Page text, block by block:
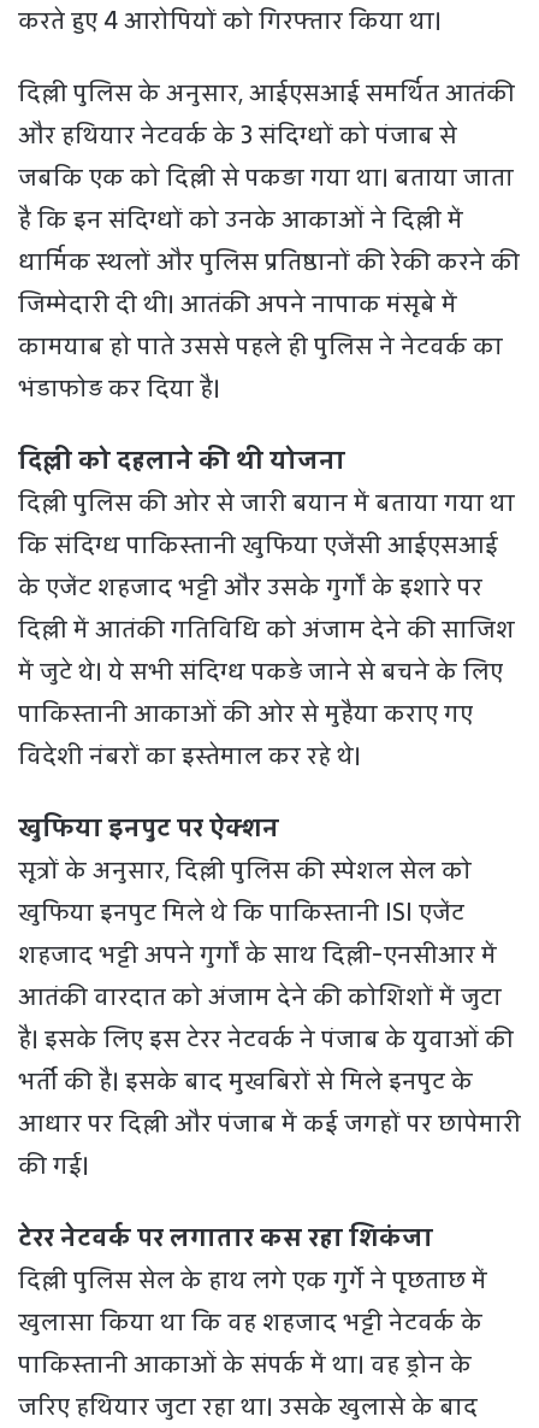
करते हुए 4 आरोपियों को गिरफ्तार किया था।
दिल्ली पुलिस के अनुसार, आईएसआई समर्थित आतंकी
और हथियार नेटवर्क के 3 संदिग्धों को पंजाब से
जबकि एक को दिल्ली से पकड़ा गया था। बताया जाता
है कि इन संदिग्धों को उनके आकाओं ने दिल्ली में
धार्मिक स्थलों और पुलिस प्रतिष्ठानों की रेकी करने की
जिम्मेदारी दी थी। आतंकी अपने नापाक मंसूबे में
कामयाब हो पाते उससे पहले ही पुलिस ने नेटवर्क का
भंडाफोड़ कर दिया है।
दिल्ली को दहलाने की थी योजना
दिल्ली पुलिस की ओर से जारी बयान में बताया गया था
कि संदिग्ध पाकिस्तानी खुफिया एजेंसी आईएसआई
के एजेंट शहजाद भट्टी और उसके गुर्गों के इशारे पर
दिल्ली में आतंकी गतिविधि को अंजाम देने की साजिश
में जुटे थे। ये सभी संदिग्ध पकड़े जाने से बचने के लिए
पाकिस्तानी आकाओं की ओर से मुहैया कराए गए
विदेशी नंबरों का इस्तेमाल कर रहे थे।
खुफिया इनपुट पर ऐक्शन
सूत्रों के अनुसार, दिल्ली पुलिस की स्पेशल सेल को
खुफिया इनपुट मिले थे कि पाकिस्तानी ISI एजेंट
शहजाद भट्टी अपने गुर्गों के साथ दिल्ली-एनसीआर में
आतंकी वारदात को अंजाम देने की कोशिशों में जुटा
है। इसके लिए इस टेरर नेटवर्क ने पंजाब के युवाओं की
भर्ती की है। इसके बाद मुखबिरों से मिले इनपुट के
आधार पर दिल्ली और पंजाब में कई जगहों पर छापेमारी
की गई।
टेरर नेटवर्क पर लगातार कस रहा शिकंजा
दिल्ली पुलिस सेल के हाथ लगे एक गुर्गे ने पूछताछ में
खुलासा किया था कि वह शहजाद भट्टी नेटवर्क के
पाकिस्तानी आकाओं के संपर्क में था। वह ड्रोन के
जरिए हथियार जुटा रहा था। उसके खुलासे के बाद